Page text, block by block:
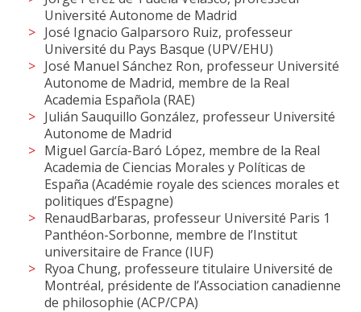
Université Autonome de Madrid
José Ignacio Galparsoro Ruiz, professeur
Université du Pays Basque (UPV/EHU)
José Manuel Sánchez Ron, professeur Université
Autonome de Madrid, membre de la Real
Academia Española (RAE)
Julián Sauquillo González, professeur Université
Autonome de Madrid
Miguel García-Baró López, membre de la Real
Academia de Ciencias Morales y Políticas de
España (Académie royale des sciences morales et
politiques d’Espagne)
RenaudBarbaras, professeur Université Paris 1
Panthéon-Sorbonne, membre de l’Institut
universitaire de France (IUF)
Ryoa Chung, professeure titulaire Université de
Montréal, présidente de l’Association canadienne
de philosophie (ACP/CPA)